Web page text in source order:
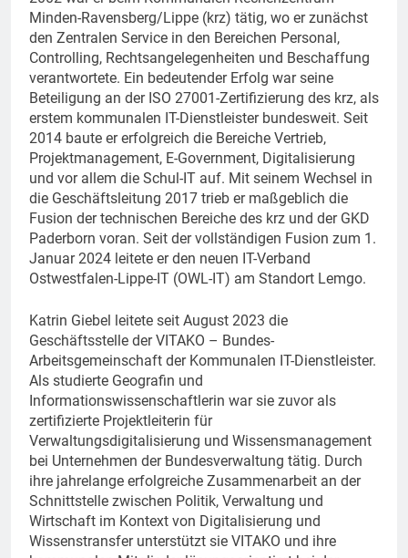
Minden-Ravensberg/Lippe (krz) tätig, wo er zunächst
den Zentralen Service in den Bereichen Personal,
Controlling, Rechtsangelegenheiten und Beschaffung
verantwortete. Ein bedeutender Erfolg war seine
Beteiligung an der ISO 27001-Zertifizierung des krz, als
erstem kommunalen IT-Dienstleister bundesweit. Seit
2014 baute er erfolgreich die Bereiche Vertrieb,
Projektmanagement, E-Government, Digitalisierung
und vor allem die Schul-IT auf. Mit seinem Wechsel in
die Geschäftsleitung 2017 trieb er maßgeblich die
Fusion der technischen Bereiche des krz und der GKD
Paderborn voran. Seit der vollständigen Fusion zum 1.
Januar 2024 leitete er den neuen IT-Verband
Ostwestfalen-Lippe-IT (OWL-IT) am Standort Lemgo.
Katrin Giebel leitete seit August 2023 die
Geschäftsstelle der VITAKO – Bundes-
Arbeitsgemeinschaft der Kommunalen IT-Dienstleister.
Als studierte Geografin und
Informationswissenschaftlerin war sie zuvor als
zertifizierte Projektleiterin für
Verwaltungsdigitalisierung und Wissensmanagement
bei Unternehmen der Bundesverwaltung tätig. Durch
ihre jahrelange erfolgreiche Zusammenarbeit an der
Schnittstelle zwischen Politik, Verwaltung und
Wirtschaft im Kontext von Digitalisierung und
Wissenstransfer unterstützt sie VITAKO und ihre